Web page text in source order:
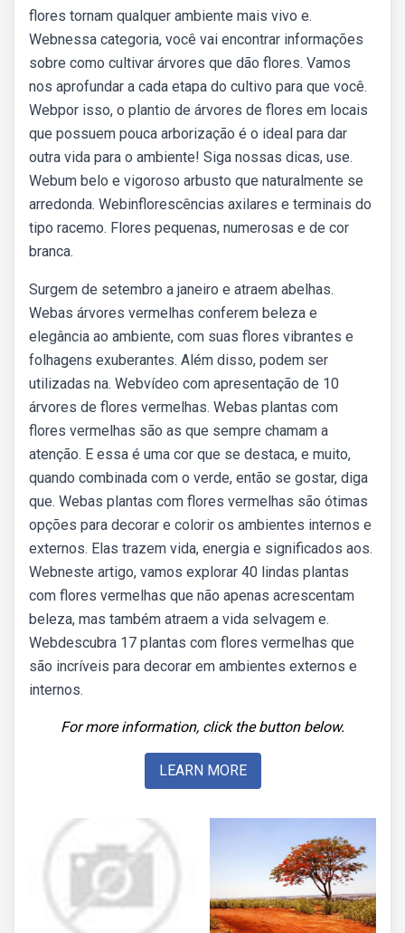
flores tornam qualquer ambiente mais vivo e.
Webnessa categoria, você vai encontrar informações
sobre como cultivar árvores que dão flores. Vamos
nos aprofundar a cada etapa do cultivo para que você.
Webpor isso, o plantio de árvores de flores em locais
que possuem pouca arborização é o ideal para dar
outra vida para o ambiente! Siga nossas dicas, use.
Webum belo e vigoroso arbusto que naturalmente se
arredonda. Webinflorescências axilares e terminais do
tipo racemo. Flores pequenas, numerosas e de cor
branca.
Surgem de setembro a janeiro e atraem abelhas.
Webas árvores vermelhas conferem beleza e
elegância ao ambiente, com suas flores vibrantes e
folhagens exuberantes. Além disso, podem ser
utilizadas na. Webvídeo com apresentação de 10
árvores de flores vermelhas. Webas plantas com
flores vermelhas são as que sempre chamam a
atenção. E essa é uma cor que se destaca, e muito,
quando combinada com o verde, então se gostar, diga
que. Webas plantas com flores vermelhas são ótimas
opções para decorar e colorir os ambientes internos e
externos. Elas trazem vida, energia e significados aos.
Webneste artigo, vamos explorar 40 lindas plantas
com flores vermelhas que não apenas acrescentam
beleza, mas também atraem a vida selvagem e.
Webdescubra 17 plantas com flores vermelhas que
são incríveis para decorar em ambientes externos e
internos.
For more information, click the button below.
LEARN MORE